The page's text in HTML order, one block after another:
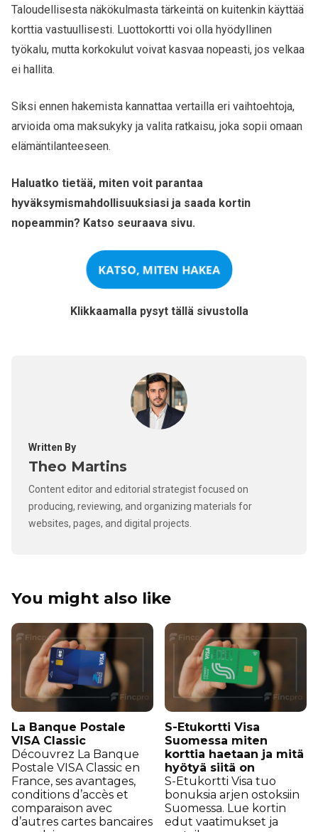
Taloudellisesta näkökulmasta tärkeintä on kuitenkin käyttää
korttia vastuullisesti. Luottokortti voi olla hyödyllinen
työkalu, mutta korkokulut voivat kasvaa nopeasti, jos velkaa
ei hallita.
Siksi ennen hakemista kannattaa vertailla eri vaihtoehtoja,
arvioida oma maksukyky ja valita ratkaisu, joka sopii omaan
elämäntilanteeseen.
Haluatko tietää, miten voit parantaa
hyväksymismahdollisuuksiasi ja saada kortin
nopeammin? Katso seuraava sivu.
KATSO, MITEN HAKEA
Klikkaamalla pysyt tällä sivustolla
Written By
Theo Martins
Content editor and editorial strategist focused on
producing, reviewing, and organizing materials for
websites, pages, and digital projects.
You might also like
La Banque Postale
VISA Classic
Découvrez La Banque
Postale VISA Classic en
France, ses avantages,
conditions d’accès et
comparaison avec
d’autres cartes bancaires
S-Etukortti Visa
Suomessa miten
korttia haetaan ja mitä
hyötyä siitä on
S-Etukortti Visa tuo
bonuksia arjen ostoksiin
Suomessa. Lue kortin
edut vaatimukset ja